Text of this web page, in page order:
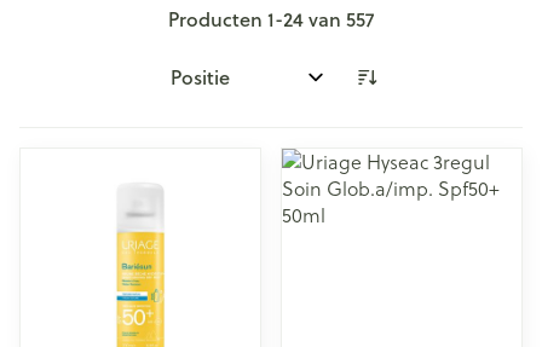
Producten 1-24van 557
Sorteer op: